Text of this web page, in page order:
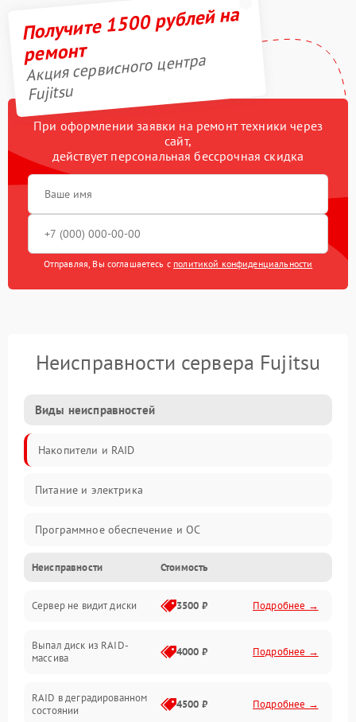
Получите 1500 рублей на
ремонт
Акция сервисного центра
Fujitsu
При оформлении заявки на ремонт техники через
сайт,
действует персональная бессрочная скидка
Отправляя, Вы соглашаетесь с политикой конфиденциальности
Неисправности сервера Fujitsu
Виды неисправностей
Накопители и RAID
Питание и электрика
Программное обеспечение и ОС
Охлаждение и температура
Материнская плата и процессор
Сеть и коммуникации
Неисправности Стоимость
Сервер не видит диски 3500 ₽ Подробнее →
Выпал диск из RAID-
массива
4000 ₽ Подробнее →
RAID в деградированном
состоянии
4500 ₽ Подробнее →